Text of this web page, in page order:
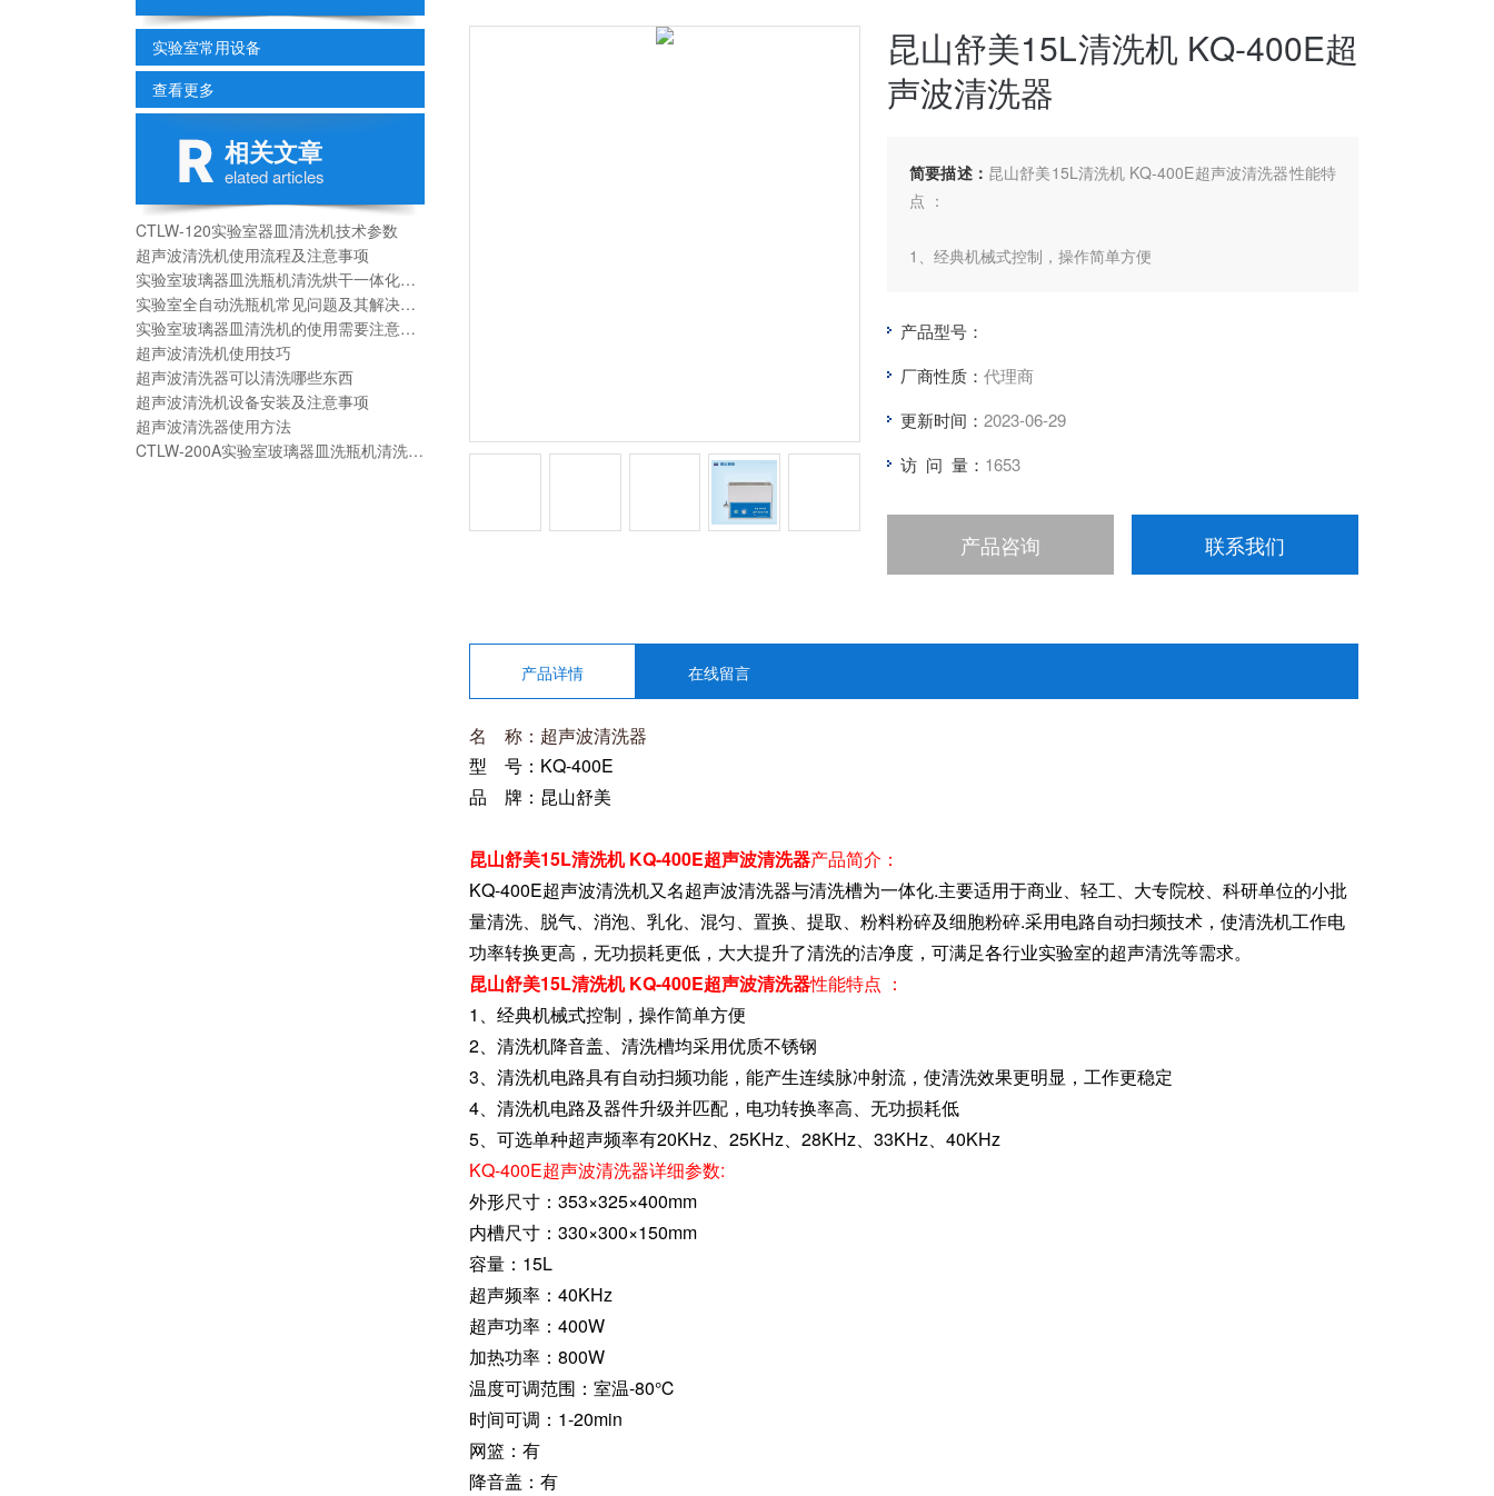
实验室常用设备
查看更多
相关文章
elated articles
CTLW-120实验室器皿清洗机技术参数
超声波清洗机使用流程及注意事项
实验室玻璃器皿洗瓶机清洗烘干一体化解决方案
实验室全自动洗瓶机常见问题及其解决方法
实验室玻璃器皿清洗机的使用需要注意以下几个问题：
超声波清洗机使用技巧
超声波清洗器可以清洗哪些东西
超声波清洗机设备安装及注意事项
超声波清洗器使用方法
CTLW-200A实验室玻璃器皿洗瓶机清洗架配置
昆山舒美15L清洗机 KQ-400E超
声波清洗器
简要描述： 昆山舒美15L清洗机 KQ-400E超声波清洗器性能特
点 ：
1、经典机械式控制，操作简单方便
3、清洗机电路具有自动扫频功能，能产生连续脉冲射流，使
低
5、可选单种超声频率有20KHz、25KHz、28KHz、33KHz、
产品型号：
厂商性质： 代理商
更新时间： 2023-06-29
访 问 量： 1653
产品咨询 联系我们
产品详情 在线留言
名
称：超声波清洗器
型 号：KQ-400E
品 牌：昆山舒美
昆山舒美15L清洗机 KQ-400E超声波清洗器产品简介：
KQ-400E超声波清洗机又名超声波清洗器与清洗槽为一体化.主要适用于商业、轻工、大专院校、科研单位的小批
量清洗、脱气、消泡、乳化、混匀、置换、提取、粉料粉碎及细胞粉碎.采用电路自动扫频技术，使清洗机工作电
功率转换更高，无功损耗更低，大大提升了清洗的洁净度，可满足各行业实验室的超声清洗等需求。
昆山舒美15L清洗机 KQ-400E超声波清洗器性能特点 ：
1、经典机械式控制，操作简单方便
2、清洗机降音盖、清洗槽均采用优质不锈钢
3、清洗机电路具有自动扫频功能，能产生连续脉冲射流，使清洗效果更明显，工作更稳定
4、清洗机电路及器件升级并匹配，电功转换率高、无功损耗低
5、可选单种超声频率有20KHz、25KHz、28KHz、33KHz、40KHz
KQ-400E超声波清洗器详细参数:
外形尺寸：353×325×400mm
内槽尺寸：330×300×150mm
容量：15L
超声频率：40KHz
超声功率：400W
加热功率：800W
温度可调范围：室温-80℃
时间可调：1-20min
网篮：有
降音盖：有